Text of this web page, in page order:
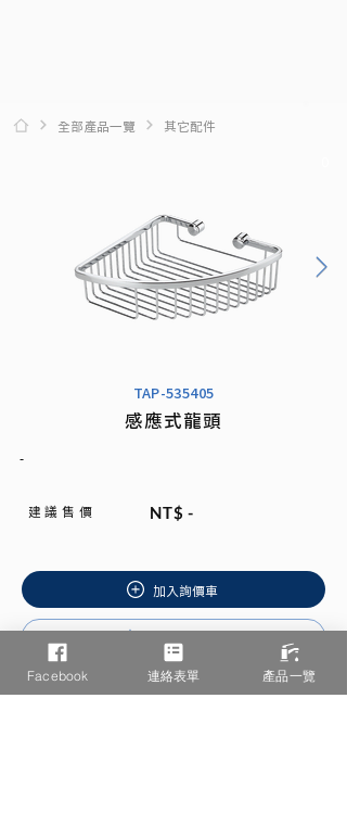
全部產品一覽 其它配件
TAP-535405
感應式龍頭
-
建 議 售 價 NT$ -
加入詢價車
安裝說明書
Facebook 連絡表單 產品一覽